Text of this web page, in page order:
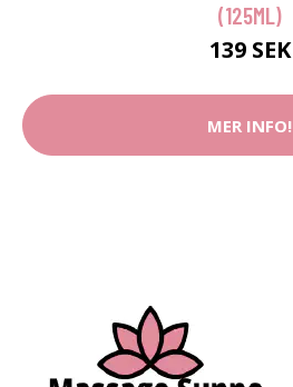
(125ML)
139 SEK
MER INFO!